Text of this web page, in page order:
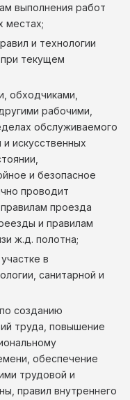
выполнения работ
местах;
и технологии
текущем
обходчиками,
рабочими,
обслуживаемого
искусственных
и безопасное
проводит
проезда
и правилам
ж.д. полотна;
в
санитарной и
созданию
труда, повышение
обеспечение
трудовой и
правил внутреннего